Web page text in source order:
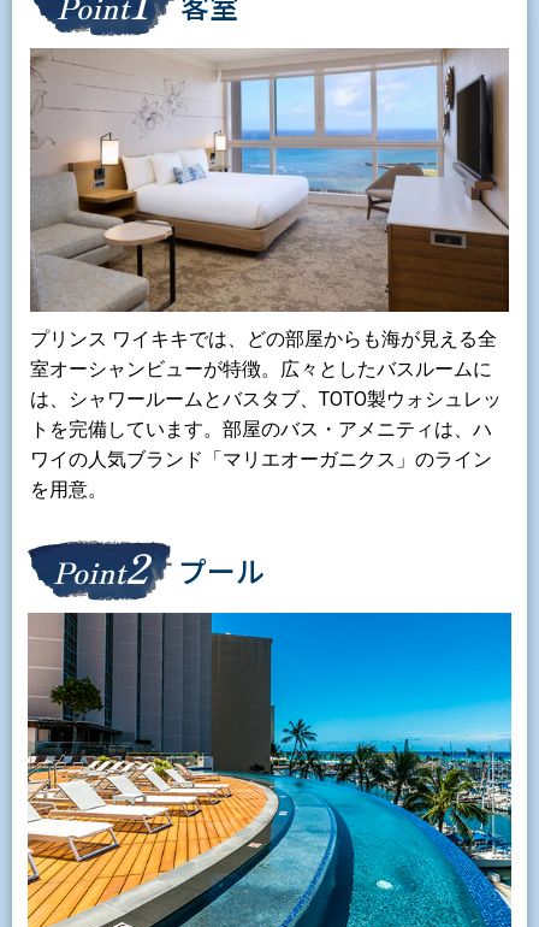
プリンス ワイキキでは、どの部屋からも海が見える全
室オーシャンビューが特徴。広々としたバスルームに
は、シャワールームとバスタブ、TOTO製ウォシュレッ
トを完備しています。部屋のバス・アメニティは、ハ
ワイの人気ブランド「マリエオーガニクス」のライン
を用意。
Point2 プール